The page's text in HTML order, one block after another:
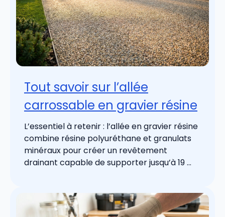
Tout savoir sur l’allée
carrossable en gravier résine
L’essentiel à retenir : l’allée en gravier résine
combine résine polyuréthane et granulats
minéraux pour créer un revêtement
drainant capable de supporter jusqu’à 19 ...